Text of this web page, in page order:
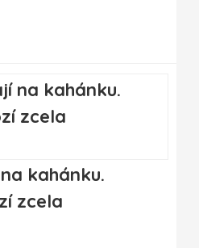
kahánku.
zcela